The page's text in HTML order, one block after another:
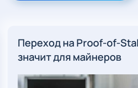
Переход на Proof-of-
значит для майнеров